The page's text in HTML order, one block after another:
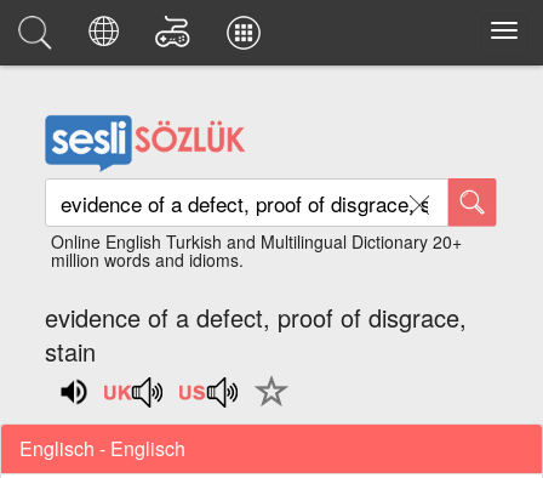
Online English Turkish and Multilingual Dictionary 20+
million words and idioms.
evidence of a defect, proof of disgrace,
stain
Englisch - Englisch